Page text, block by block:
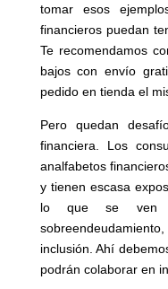
tomar esos
financieros puedan
Te recomendamos
bajos con envío
pedido en tienda el
Pero quedan
financiera. Los
analfabetos
y tienen escasa
lo que se ven
inclusión. Ahí
podrán colaborar en